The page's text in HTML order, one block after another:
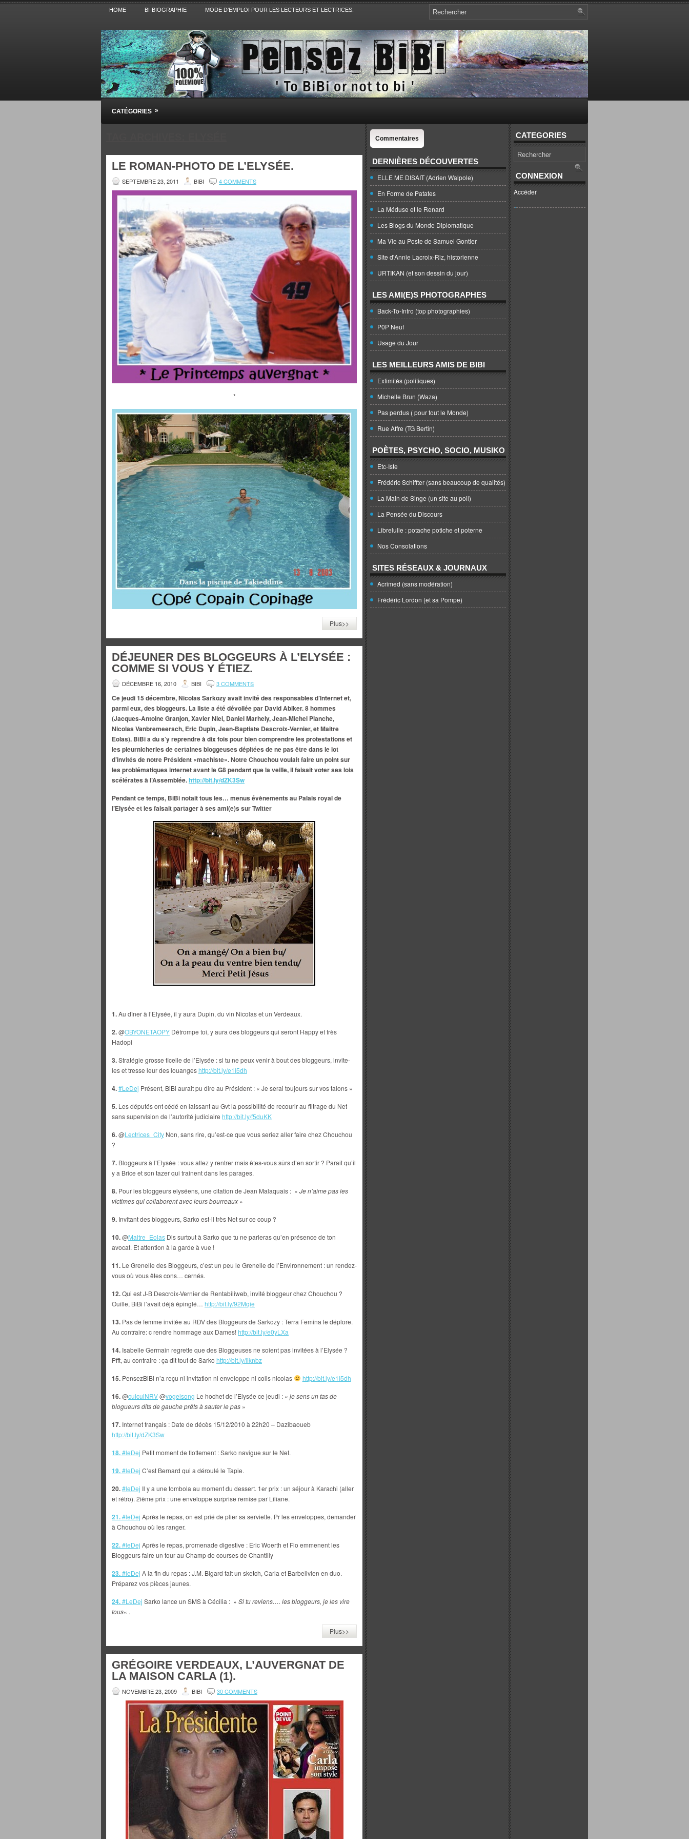
HOME BI-BIOGRAPHIE MODE D’EMPLOI POUR LES LECTEURS ET LECTRICES.
Pensez BiBi
Blog polémique sur l'Actualité, la Culture, la Politique, le Sport,. Avec Revue de presse et de blogs.
CATÉGORIES »
LE ROMAN-PHOTO DE L’ELYSÉE.
SEPTEMBRE 23, 2011 BIBI 4 COMMENTS
*
Plus>>
DÉJEUNER DES BLOGGEURS À L’ELYSÉE :
COMME SI VOUS Y ÉTIEZ.
DÉCEMBRE 16, 2010 BIBI 3 COMMENTS
Ce jeudi 15 décembre, Nicolas Sarkozy avait invité des responsables d’Internet et,
parmi eux, des bloggeurs. La liste a été dévoilée par David Abiker. 8 hommes
(Jacques-Antoine Granjon, Xavier Niel, Daniel Marhely, Jean-Michel Planche,
Nicolas Vanbremeersch, Eric Dupin, Jean-Baptiste Descroix-Vernier, et Maitre
Eolas). BiBi a du s’y reprendre à dix fois pour bien comprendre les protestations et
les pleurnicheries de certaines bloggeuses dépitées de ne pas être dans le lot
d’invités de notre Président «machiste». Notre Chouchou voulait faire un point sur
les problématiques internet avant le G8 pendant que la veille, il faisait voter ses lois
scélérates à l’Assemblée.http://bit.ly/dZK3Sw
Pendant ce temps, BiBi notait tous les… menus évènements au Palais royal de
l’Elysée et les faisait partager à ses ami(e)s sur Twitter
1.Au dîner à l’Elysée, il y aura Dupin, du vin Nicolas et un Verdeaux.
2.@OBYONETAOPY Détrompe toi, y aura des bloggeurs qui seront Happy et très
Hadopi
3.Stratégie grosse ficelle de l’Elysée : si tu ne peux venir à bout des bloggeurs, invite-
les et tresse leur des louangeshttp://bit.ly/e1I5dh
4.#LeDej Présent, BiBi aurait pu dire au Président : « Je serai toujours sur vos talons »
5. Les députés ont cédé en laissant au Gvt la possibilité de recourir au filtrage du Net
sans supervision de l’autorité judiciaire http://bit.ly/f5duKK
6.@Lectrices_City Non, sans rire, qu’est-ce que vous seriez aller faire chez Chouchou
?
7. Bloggeurs à l’Elysée : vous allez y rentrer mais êtes-vous sûrs d’en sortir ? Parait qu’il
y a Brice et son tazer qui trainent dans les parages.
8. Pour les bloggeurs elyséens, une citation de Jean Malaquais : » Je n’aime pas les
victimes qui collaborent avec leurs bourreaux »
9. Invitant des bloggeurs, Sarko est-il très Net sur ce coup ?
10.@Maitre_Eolas Dis surtout à Sarko que tu ne parleras qu’en présence de ton
avocat. Et attention à la garde à vue !
11. Le Grenelle des Bloggeurs, c’est un peu le Grenelle de l’Environnement : un rendez-
vous où vous êtes cons… cernés.
12.Qui est J-B Descroix-Vernier de Rentabiliweb, invité bloggeur chez Chouchou ?
Ouille, BiBi l’avait déjà épinglé… http://bit.ly/92Mqie
13. Pas de femme invitée au RDV des Bloggeurs de Sarkozy : Terra Femina le déplore.
Au contraire: c rendre hommage aux Dames!http://bit.ly/e0yLXa
14. Isabelle Germain regrette que des Bloggeuses ne soient pas invitées à l’Elysée ?
Pfft, au contraire : ça dit tout de Sarko http://bit.ly/iiknbz
15. PensezBiBi n’a reçu ni invitation ni enveloppe ni colis nicolas http://bit.ly/e1I5dh
16.@cuicuiNRV@vogelsong Le hochet de l’Elysée ce jeudi : « je sens un tas de
blogueurs dits de gauche prêts à sauter le pas »
17. Internet français : Date de décès 15/12/2010 à 22h20 – Dazibaoueb
http://bit.ly/dZK3Sw
18.#leDej Petit moment de flottement : Sarko navigue sur le Net.
19.#leDej C’est Bernard qui a déroulé le Tapie.
20.#leDej Il y a une tombola au moment du dessert. 1er prix : un séjour à Karachi (aller
et rétro). 2ième prix : une enveloppe surprise remise par Liliane.
21.#leDej Après le repas, on est prié de plier sa serviette. Pr les enveloppes, demander
à Chouchou où les ranger.
22.#leDej Après le repas, promenade digestive : Eric Woerth et Flo emmenent les
Bloggeurs faire un tour au Champ de courses de Chantilly
23.#leDej A la fin du repas : J.M. Bigard fait un sketch, Carla et Barbelivien en duo.
Préparez vos pièces jaunes.
24.#LeDej Sarko lance un SMS à Cécilia : » Si tu reviens…. les bloggeurs, je les vire
tous« .
Plus>>
GRÉGOIRE VERDEAUX, L’AUVERGNAT DE
LA MAISON CARLA (1).
NOVEMBRE 23, 2009 BIBI 30 COMMENTS
Commentaires
DERNIÈRES DÉCOUVERTES
ELLE ME DISAIT (Adrien Walpole)
En Forme de Patates
La Méduse et le Renard
Les Blogs du Monde Diplomatique
Ma Vie au Poste de Samuel Gontier
Site d'Annie Lacroix-Riz, historienne
URTIKAN (et son dessin du jour)
LES AMI(E)S PHOTOGRAPHES
Back-To-Intro (top photographies)
P0P Neuf
Usage du Jour
LES MEILLEURS AMIS DE BIBI
Extimités (politiques)
Michelle Brun (Waza)
Pas perdus ( pour tout le Monde)
Rue Affre (TG Bertin)
POÈTES, PSYCHO, SOCIO, MUSIKO
Etc-Iste
Frédéric Schiffter (sans beaucoup de qualités)
La Main de Singe (un site au poil)
La Pensée du Discours
Librelulle : potache potiche et poterne
Nos Consolations
SITES RÉSEAUX & JOURNAUX
Acrimed (sans modération)
Frédéric Lordon (et sa Pompe)
CATEGORIES
CONNEXION
Accéder